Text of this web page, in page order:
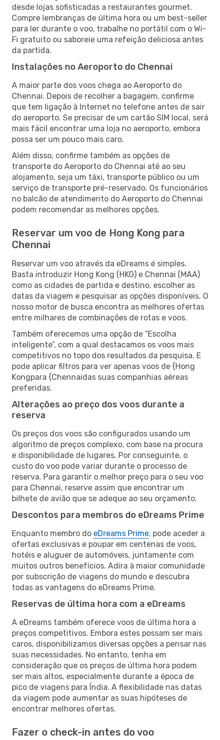
desde lojas sofisticadas a restaurantes gourmet.
Compre lembranças de última hora ou um best-seller
para ler durante o voo, trabalhe no portátil com o Wi-
Fi gratuito ou saboreie uma refeição deliciosa antes
da partida.
Instalações no Aeroporto do Chennai
A maior parte dos voos chega ao Aeroporto do
Chennai. Depois de recolher a bagagem, confirme
que tem ligação à Internet no telefone antes de sair
do aeroporto. Se precisar de um cartão SIM local, será
mais fácil encontrar uma loja no aeroporto, embora
possa ser um pouco mais caro.
Além disso, confirme também as opções de
transporte do Aeroporto do Chennai até ao seu
alojamento, seja um táxi, transporte público ou um
serviço de transporte pré-reservado. Os funcionários
no balcão de atendimento do Aeroporto do Chennai
podem recomendar as melhores opções.
Reservar um voo de Hong Kong para
Chennai
Reservar um voo através da eDreams é simples.
Basta introduzir Hong Kong (HKG) e Chennai (MAA)
como as cidades de partida e destino, escolher as
datas da viagem e pesquisar as opções disponíveis. O
nosso motor de busca encontra as melhores ofertas
entre milhares de combinações de rotas e voos.
Também oferecemos uma opção de “Escolha
inteligente”, com a qual destacamos os voos mais
competitivos no topo dos resultados da pesquisa. E
pode aplicar filtros para ver apenas voos de {Hong
Kongpara {Chennaidas suas companhias aéreas
preferidas.
Alterações ao preço dos voos durante a
reserva
Os preços dos voos são configurados usando um
algoritmo de preços complexo, com base na procura
e disponibilidade de lugares. Por conseguinte, o
custo do voo pode variar durante o processo de
reserva. Para garantir o melhor preço para o seu voo
para Chennai, reserve assim que encontrar um
bilhete de avião que se adeque ao seu orçamento.
Descontos para membros do eDreams Prime
Enquanto membro do eDreams Prime, pode aceder a
ofertas exclusivas e poupar em centenas de voos,
hotéis e aluguer de automóveis, juntamente com
muitos outros benefícios. Adira à maior comunidade
por subscrição de viagens do mundo e descubra
todas as vantagens do eDreams Prime.
Reservas de última hora com a eDreams
A eDreams também oferece voos de última hora a
preços competitivos. Embora estes possam ser mais
caros, disponibilizamos diversas opções a pensar nas
suas necessidades. No entanto, tenha em
consideração que os preços de última hora podem
ser mais altos, especialmente durante a época de
pico de viagens para Índia. A flexibilidade nas datas
da viagem pode aumentar as suas hipóteses de
encontrar melhores ofertas.
Fazer o check-in antes do voo